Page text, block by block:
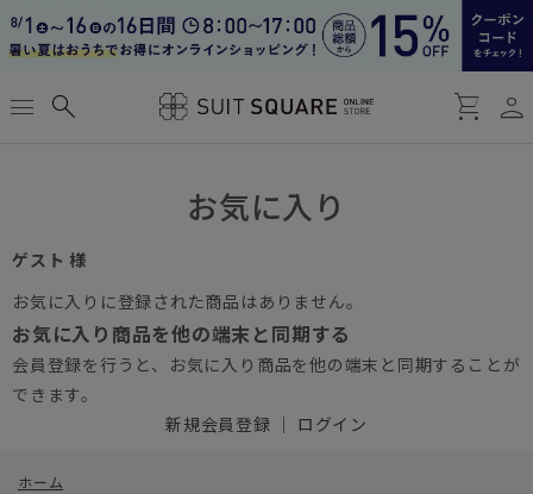
menu search shopping_cart person
お気に入り
ゲスト 様
お気に入りに登録された商品はありません。
お気に入り商品を他の端末と同期する
会員登録を行うと、お気に入り商品を他の端末と同期することが
できます。
新規会員登録 ｜ ログイン
ホーム